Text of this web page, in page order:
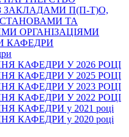
ЗАКЛАДАМИ П(П-Т)О,
ТА
ОРГАНІЗАЦІЯМИ
КАФЕДРИ
КАФЕДРИ У 2026 РОЦІ
КАФЕДРИ У 2025 РОЦІ
КАФЕДРИ У 2023 РОЦІ
КАФЕДРИ У 2022 РОЦІ
КАФЕДРИ у 2021 році
КАФЕДРИ у 2020 році